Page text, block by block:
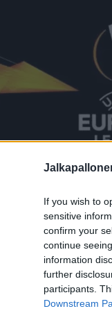
If you wish to
sensitive
confirm your
continue
information
further
participants.
Downstream
että myös